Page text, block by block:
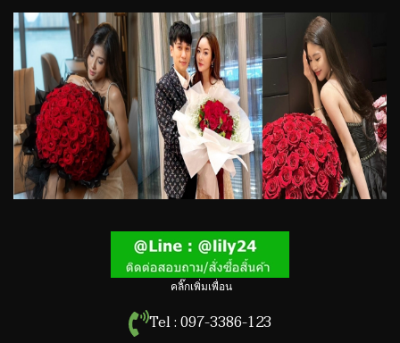
คลิ๊กเพิ่มเพื่อน
Tel : 097-3386-123